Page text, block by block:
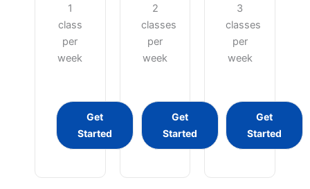
1
class
per
week
Get
Started
2
classes
per
week
Get
Started
3
classes
per
week
Get
Started